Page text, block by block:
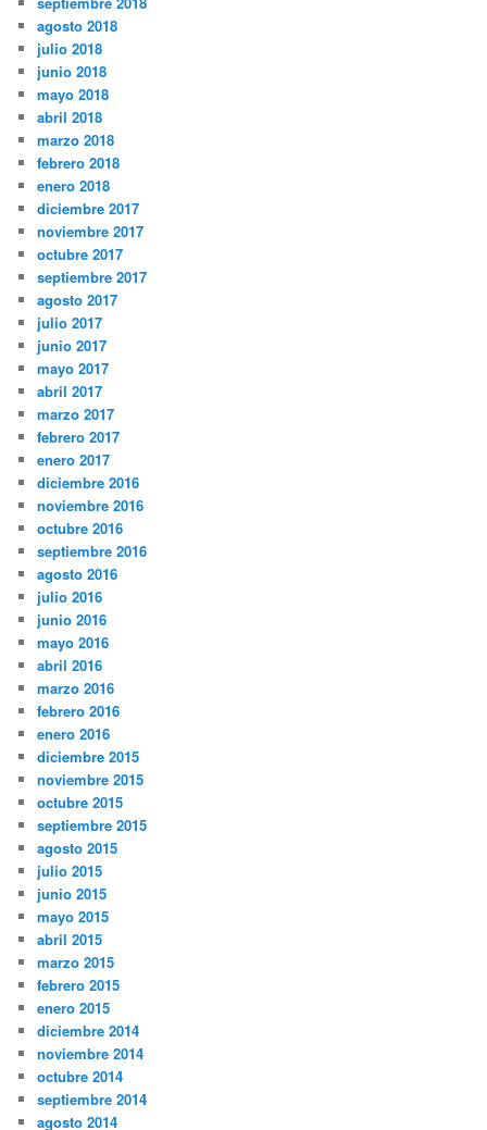
agosto 2018
julio 2018
junio 2018
mayo 2018
abril 2018
marzo 2018
febrero 2018
enero 2018
diciembre 2017
noviembre 2017
octubre 2017
septiembre 2017
agosto 2017
julio 2017
junio 2017
mayo 2017
abril 2017
marzo 2017
febrero 2017
enero 2017
diciembre 2016
noviembre 2016
octubre 2016
septiembre 2016
agosto 2016
julio 2016
junio 2016
mayo 2016
abril 2016
marzo 2016
febrero 2016
enero 2016
diciembre 2015
noviembre 2015
octubre 2015
septiembre 2015
agosto 2015
julio 2015
junio 2015
mayo 2015
abril 2015
marzo 2015
febrero 2015
enero 2015
diciembre 2014
noviembre 2014
octubre 2014
septiembre 2014
agosto 2014